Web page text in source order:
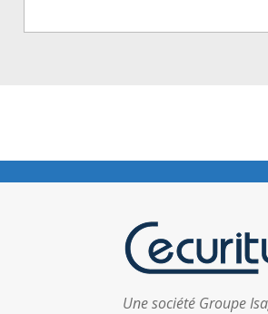
Une société Groupe